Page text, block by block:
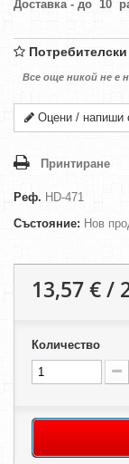
Доставка - до 10
Все още никой не е
Оцени / напиши
Принтиране
Реф. HD-471
Състояние: Нов
13,57 € /
Количество